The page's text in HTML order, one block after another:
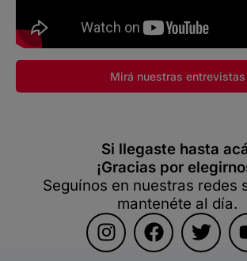
Mirá nuestras entrevistas
Si llegaste hasta
¡Gracias por
Seguínos en nuestras redes
mantenéte al día.